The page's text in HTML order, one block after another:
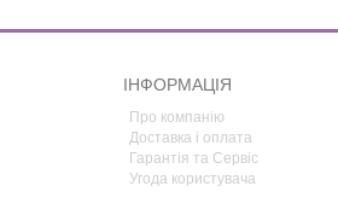
ІНФОРМАЦІЯ
Про компанію
Доставка і оплата
Гарантія та Сервіс
Угода користувача